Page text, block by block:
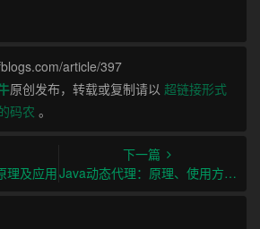
article/397
原创发布，转载或复制请以 超链接形式
码农 。
理及应用
下一篇
Java动态代理：原理、使用方法及应用场景详解